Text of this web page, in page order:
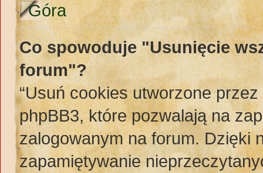
Góra
Co spowoduje "Usunięcie
forum"?
“Usuń cookies utworzone
phpBB3, które pozwalają na
zalogowanym na forum. Dzięki
zapamiętywanie